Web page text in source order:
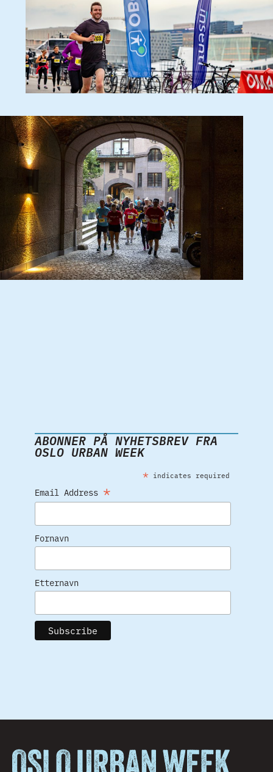
ABONNER PÅ NYHETSBREV FRA
OSLO URBAN WEEK
* indicates required
Email Address *
Fornavn
Etternavn